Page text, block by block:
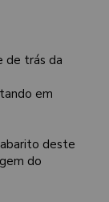
de trás da
em
deste
do